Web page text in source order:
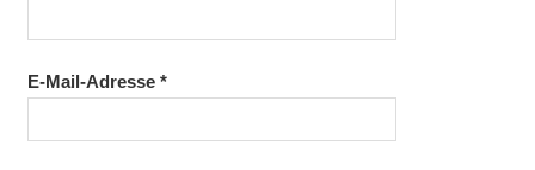
E-Mail-Adresse *